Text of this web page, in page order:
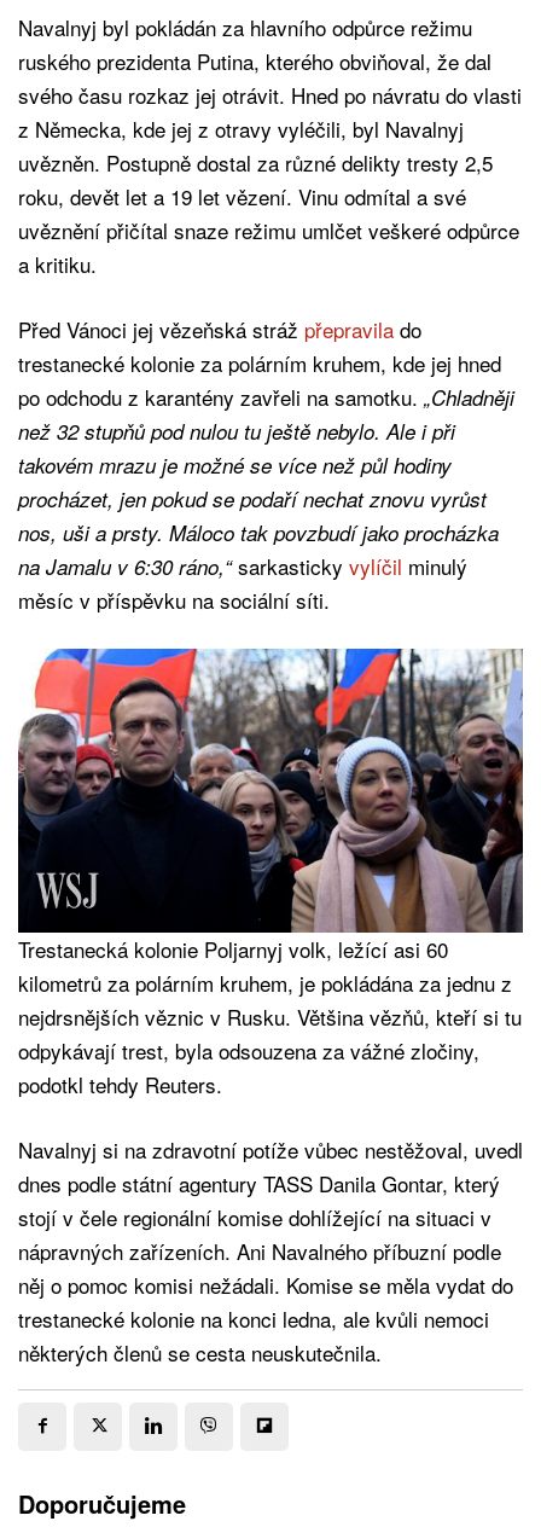
Navalnyj byl pokládán za hlavního odpůrce režimu
ruského prezidenta Putina, kterého obviňoval, že dal
svého času rozkaz jej otrávit. Hned po návratu do vlasti
z Německa, kde jej z otravy vyléčili, byl Navalnyj
uvězněn. Postupně dostal za různé delikty tresty 2,5
roku, devět let a 19 let vězení. Vinu odmítal a své
uvěznění přičítal snaze režimu umlčet veškeré odpůrce
a kritiku.
Před Vánoci jej vězeňská stráž přepravila do
trestanecké kolonie za polárním kruhem, kde jej hned
po odchodu z karantény zavřeli na samotku. „Chladněji
než 32 stupňů pod nulou tu ještě nebylo. Ale i při
takovém mrazu je možné se více než půl hodiny
procházet, jen pokud se podaří nechat znovu vyrůst
nos, uši a prsty. Máloco tak povzbudí jako procházka
na Jamalu v 6:30 ráno,“sarkasticky vylíčil minulý
měsíc v příspěvku na sociální síti.
Trestanecká kolonie Poljarnyj volk, ležící asi 60
kilometrů za polárním kruhem, je pokládána za jednu z
nejdrsnějších věznic v Rusku. Většina vězňů, kteří si tu
odpykávají trest, byla odsouzena za vážné zločiny,
podotkl tehdy Reuters.
Navalnyj si na zdravotní potíže vůbec nestěžoval, uvedl
dnes podle státní agentury TASS Danila Gontar, který
stojí v čele regionální komise dohlížející na situaci v
nápravných zařízeních. Ani Navalného příbuzní podle
něj o pomoc komisi nežádali. Komise se měla vydat do
trestanecké kolonie na konci ledna, ale kvůli nemoci
některých členů se cesta neuskutečnila.
Doporučujeme